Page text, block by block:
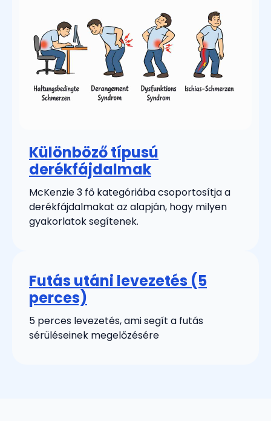
Különböző típusú
derékfájdalmak
McKenzie 3 fő kategóriába csoportosítja a
derékfájdalmakat az alapján, hogy milyen
gyakorlatok segítenek.
Futás utáni levezetés (5
perces)
5 perces levezetés, ami segít a futás
sérüléseinek megelőzésére